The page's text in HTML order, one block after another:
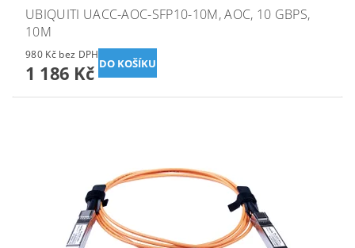
UBIQUITI UACC-AOC-SFP10-10M, AOC, 10 GBPS,
10M
980 Kč bez DPH
1 186 Kč